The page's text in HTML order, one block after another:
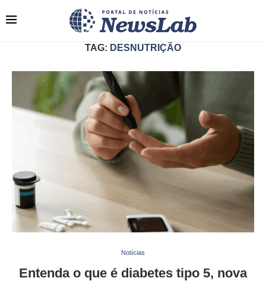
TAG: DESNUTRIÇÃO
Notícias
Entenda o que é diabetes tipo 5, nova